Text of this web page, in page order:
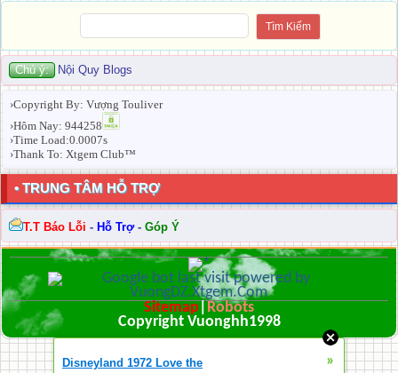
Chú ý: Nội Quy Blogs
›Copyright By: Vượng Touliver
›Hôm Nay: 944258
›Time Load:0.0007s
›Thank To: Xtgem Club™
• TRUNG TÂM HỖ TRỢ
T.T Báo Lỗi - Hỗ Trợ- Góp Ý
Sitemap Robots
Copyright Vuonghh1998
Disneyland 1972 Love the »